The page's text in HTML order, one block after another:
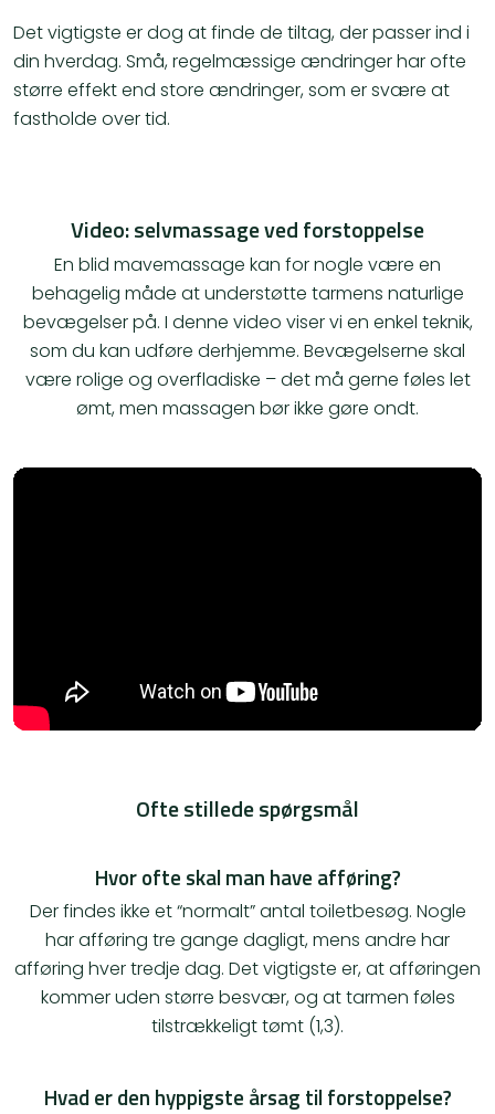
Det vigtigste er dog at finde de tiltag, der passer ind i
din hverdag. Små, regelmæssige ændringer har ofte
større effekt end store ændringer, som er svære at
fastholde over tid.
Video: selvmassage ved forstoppelse
En blid mavemassage kan for nogle være en
behagelig måde at understøtte tarmens naturlige
bevægelser på. I denne video viser vi en enkel teknik,
som du kan udføre derhjemme. Bevægelserne skal
være rolige og overfladiske – det må gerne føles let
ømt, men massagen bør ikke gøre ondt.
Ofte stillede spørgsmål
Hvor ofte skal man have afføring?
Der findes ikke et “normalt” antal toiletbesøg. Nogle
har afføring tre gange dagligt, mens andre har
afføring hver tredje dag. Det vigtigste er, at afføringen
kommer uden større besvær, og at tarmen føles
tilstrækkeligt tømt (1,3).
Hvad er den hyppigste årsag til forstoppelse?